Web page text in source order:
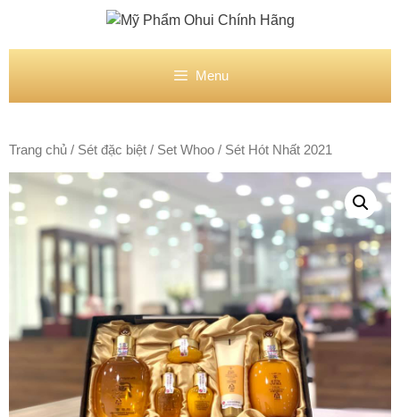
nội
Menu
Trang chủ / Sét đặc biệt / Set Whoo / Sét Hót Nhất 2021